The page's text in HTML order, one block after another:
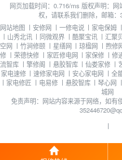
网页加载时间：0.716/ms 版权声明：网
权，请联系我们删除，邮箱
网站地图 丨 安修网 丨 一修电说 丨 家电保姆 丨
丨 山秀北讯 丨 同微观界 丨 酷聚宝讯 丨 汇聚
空网 丨 竹涧修颐 丨 星缮网 丨琼楹网 丨 煦修
修 丨 荣德快修 丨 家匠修电网 丨 家保修 丨 修
流智库 丨 擎修阁 丨 悬胶智库 丨仙娄家修 丨
家电速修 丨 速修家电网 丨 安心家电网 丨 全
丨 家电修匠 丨 电易修 丨 悬胶智库 丨琴心网 丨
城网
免责声明：网站内容来源于网络，如有
丨